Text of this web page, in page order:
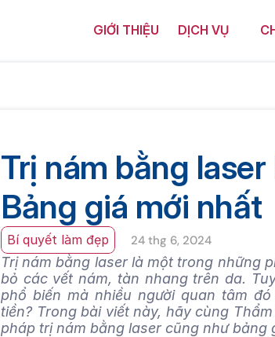
GIỚI THIỆU DỊCH VỤ
Trị nám bằng
Bảng giá mới nhất
Bí quyết làm đẹp 24 thg 6, 2024
Trị nám bằng laser là một trong những
bỏ các vết nám, tàn nhang trên da.
phổ biến mà nhiều người quan tâm
tiền? Trong bài viết này, hãy cùng
pháp trị nám bằng laser cũng như bảng